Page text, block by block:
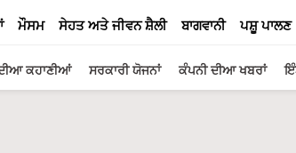
ਮੌਸਮ ਸੇਹਤ ਅਤੇ ਜੀਵਨ ਸ਼ੈਲੀ ਬਾਗਵਾਨੀ ਪਸ਼ੂ ਪਾਲਣ
ਕਹਾਣੀਆਂ ਸਰਕਾਰੀ ਯੋਜਨਾਂ ਕੰਪਨੀ ਦੀਆ ਖਬਰਾਂ